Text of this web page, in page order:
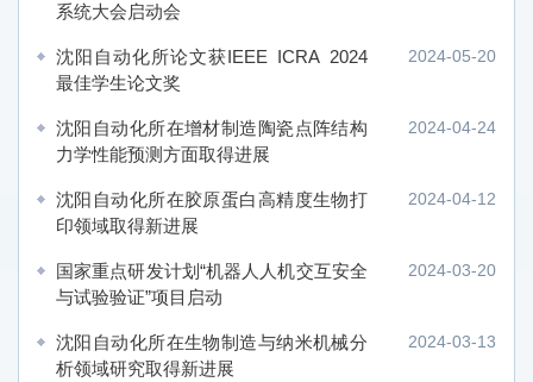
系统大会启动会
沈阳自动化所论文获IEEE ICRA 2024
最佳学生论文奖
2024-05-20
沈阳自动化所在增材制造陶瓷点阵结构
力学性能预测方面取得进展
2024-04-24
沈阳自动化所在胶原蛋白高精度生物打
印领域取得新进展
2024-04-12
国家重点研发计划“机器人人机交互安全
与试验验证”项目启动
2024-03-20
沈阳自动化所在生物制造与纳米机械分
析领域研究取得新进展
2024-03-13